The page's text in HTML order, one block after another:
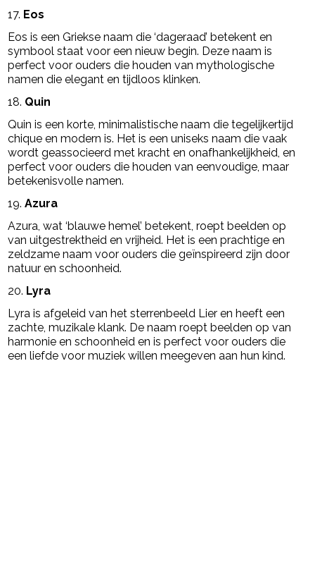
17. Eos
Eos is een Griekse naam die ‘dageraad’ betekent en
symbool staat voor een nieuw begin. Deze naam is
perfect voor ouders die houden van mythologische
namen die elegant en tijdloos klinken.
18. Quin
Quin is een korte, minimalistische naam die tegelijkertijd
chique en modern is. Het is een uniseks naam die vaak
wordt geassocieerd met kracht en onafhankelijkheid, en
perfect voor ouders die houden van eenvoudige, maar
betekenisvolle namen.
19.Azura
Azura, wat ‘blauwe hemel’ betekent, roept beelden op
van uitgestrektheid en vrijheid. Het is een prachtige en
zeldzame naam voor ouders die geïnspireerd zijn door
natuur en schoonheid.
20. Lyra
Lyra is afgeleid van het sterrenbeeld Lier en heeft een
zachte, muzikale klank. De naam roept beelden op van
harmonie en schoonheid en is perfect voor ouders die
een liefde voor muziek willen meegeven aan hun kind.